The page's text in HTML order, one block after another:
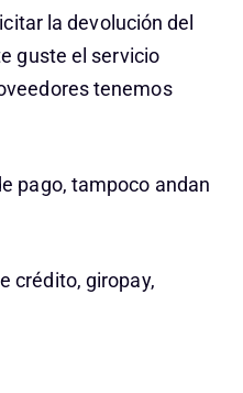
la devolución del
guste el servicio
tenemos
pago, tampoco andan
crédito, giropay,